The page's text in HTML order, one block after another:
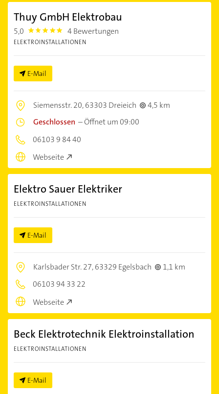
Thuy GmbH Elektrobau
5,0 5.0 4 Bewertungen
ELEKTROINSTALLATIONEN
E-Mail
Siemensstr. 20,63303 Dreieich
4,5 km
Geschlossen –Öffnet um 09:00
06103 9 84 40
Webseite
Elektro Sauer Elektriker
ELEKTROINSTALLATIONEN
E-Mail
Karlsbader Str. 27,63329 Egelsbach
1,1 km
06103 94 33 22
Webseite
Beck Elektrotechnik Elektroinstallation
ELEKTROINSTALLATIONEN
E-Mail